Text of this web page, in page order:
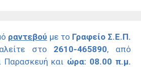
ραντεβού με το Γραφείο Σ.Ε.Π.
στο 2610-465890, από
Παρασκευή και ώρα: 08.00 π.μ.